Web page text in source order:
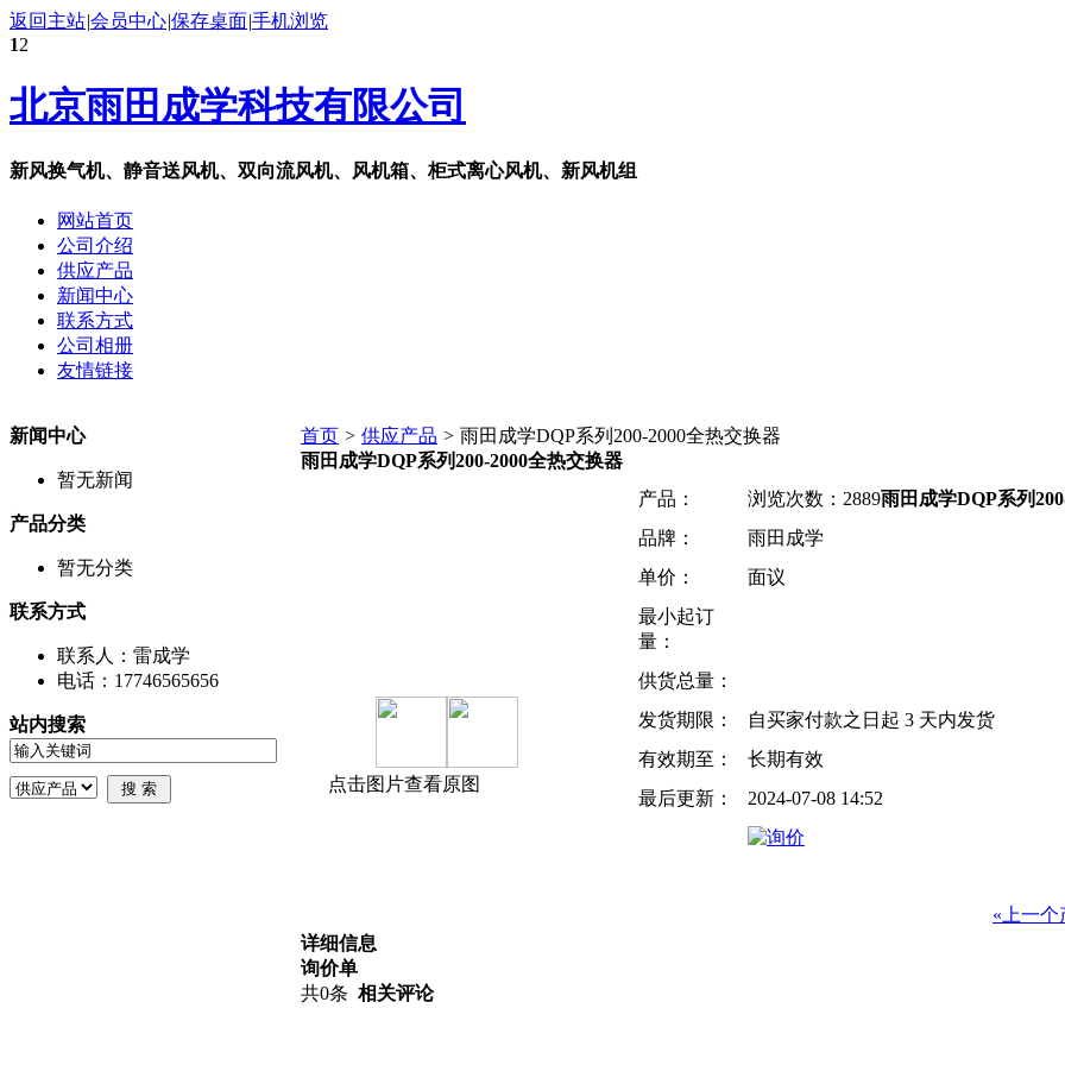
返回主站|会员中心|保存桌面|手机浏览
12
北京雨田成学科技有限公司
新风换气机、静音送风机、双向流风机、风机箱、柜式离心风机、新风机组
网站首页
公司介绍
供应产品
新闻中心
联系方式
公司相册
友情链接
新闻中心
暂无新闻
产品分类
暂无分类
联系方式
联系人：雷成学
电话：17746565656
站内搜索
首页 > 供应产品 > 雨田成学DQP系列200-2000全热交换器
雨田成学DQP系列200-2000全热交换器
点击图片查看原图
产品： 浏览次数：2889雨田成学DQP系列
品牌：
雨田成学
单价：
面议
最小起订
量：
供货总量：
发货期限：
自买家付款之日起 3 天内发货
有效期至：
长期有效
最后更新：
2024-07-08 14:52
«上一个
详细信息
询价单
共0条 相关评论